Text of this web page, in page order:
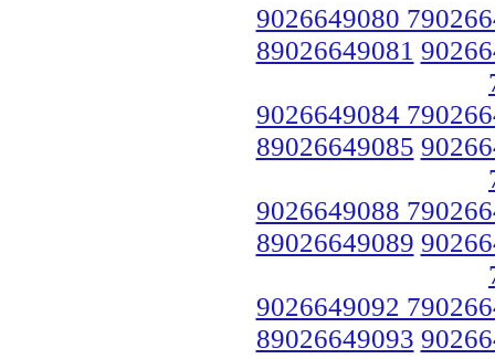
9026649080
89026649081
9026649084
89026649085
9026649088
89026649089
9026649092
89026649093